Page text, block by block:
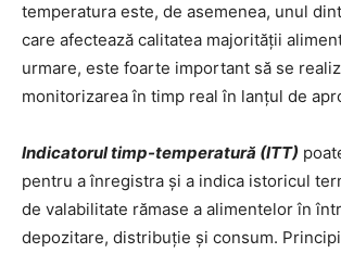
temperatura este, de asemenea, unul
care afectează calitatea majorității
urmare, este foarte important să se
monitorizarea în timp real în lanțul de
Indicatorul timp-temperatură (ITT)
pentru a înregistra și a indica istoricul
de valabilitate rămase a alimentelor în
depozitare, distribuție și consum.